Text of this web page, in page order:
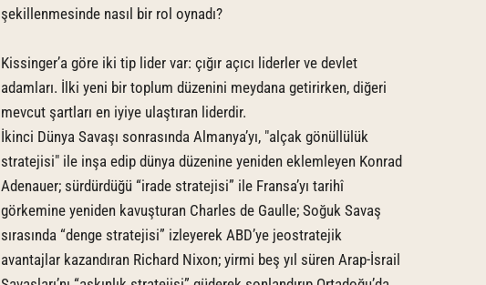
şekillenmesinde nasıl bir rol oynadı?
Kissinger’a göre iki tip lider var: çığır açıcı liderler ve devlet
adamları. İlki yeni bir toplum düzenini meydana getirirken, diğeri
mevcut şartları en iyiye ulaştıran liderdir.
İkinci Dünya Savaşı sonrasında Almanya’yı, "alçak gönüllülük
stratejisi" ile inşa edip dünya düzenine yeniden eklemleyen Konrad
Adenauer; sürdürdüğü “irade stratejisi” ile Fransa’yı tarihî
görkemine yeniden kavuşturan Charles de Gaulle; Soğuk Savaş
sırasında “denge stratejisi” izleyerek ABD’ye jeostratejik
avantajlar kazandıran Richard Nixon; yirmi beş yıl süren Arap-İsrail